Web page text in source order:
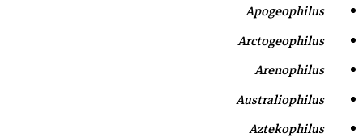
Apogeophilus
Arctogeophilus
Arenophilus
Australiophilus
Aztekophilus